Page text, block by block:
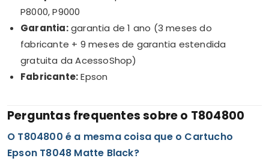
P8000, P9000
Garantia:garantia de 1 ano (3 meses do
fabricante + 9 meses de garantia estendida
gratuita da AcessoShop)
Fabricante:Epson
Perguntas frequentes sobre o T804800
O T804800 é a mesma coisa que o Cartucho
Epson T8048 Matte Black?